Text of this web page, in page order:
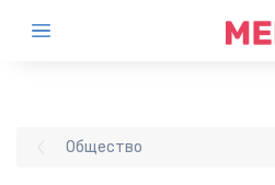
Общество